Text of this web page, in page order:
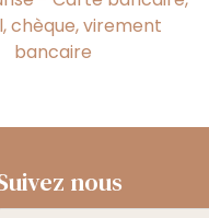
chèque, virement
bancaire
nous